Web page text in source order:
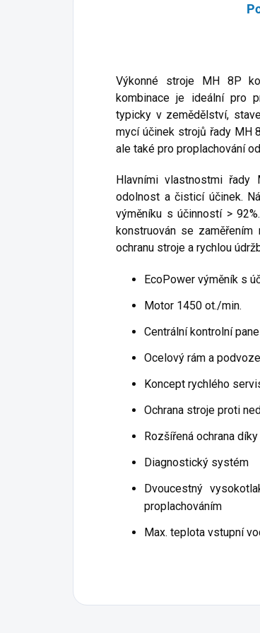
Výkonné stroje MH 8P
kombinace je ideální pro
typicky v zemědělství,
mycí účinek strojů řady MH
ale také pro proplachování
Hlavními vlastnostmi
odolnost a čisticí účinek.
výměníku s účinností >
konstruován se
ochranu stroje a rychlou
EcoPower výměník s
Motor 1450 ot./min.
Centrální kontrolní
Ocelový rám a
Koncept rychlého
Ochrana stroje proti
Rozšířená ochrana
Diagnostický systém
Dvoucestný
proplachováním
Max. teplota vstupní